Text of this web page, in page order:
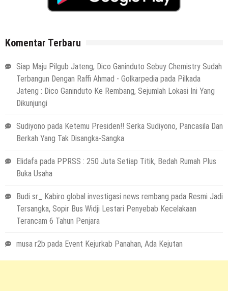
Komentar Terbaru
Siap Maju Pilgub Jateng, Dico Ganinduto Sebuy Chemistry Sudah
Terbangun Dengan Raffi Ahmad - Golkarpedia pada Pilkada
Jateng : Dico Ganinduto Ke Rembang, Sejumlah Lokasi Ini Yang
Dikunjungi
Sudiyono pada Ketemu Presiden!! Serka Sudiyono, Pancasila Dan
Berkah Yang Tak Disangka-Sangka
Elidafa pada PPRSS : 250 Juta Setiap Titik, Bedah Rumah Plus
Buka Usaha
Budi sr_ Kabiro global investigasi news rembang pada Resmi Jadi
Tersangka, Sopir Bus Widji Lestari Penyebab Kecelakaan
Terancam 6 Tahun Penjara
musa r2b pada Event Kejurkab Panahan, Ada Kejutan